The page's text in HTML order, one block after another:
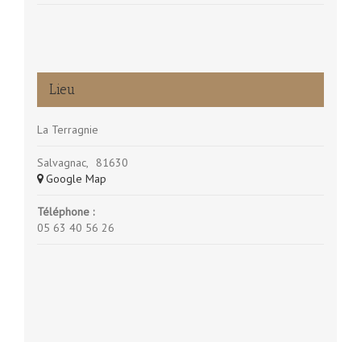
Lieu
La Terragnie
Salvagnac,
81630
+ Google Map
Téléphone :
05 63 40 56 26